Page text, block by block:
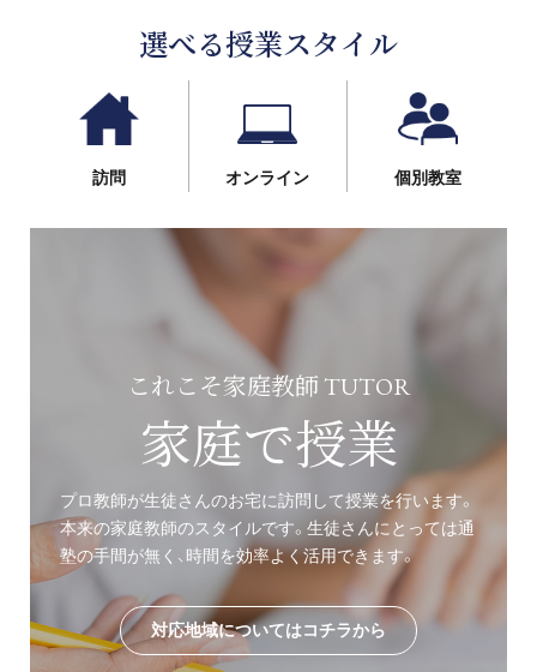
選べる授業スタイル
訪問 オンライン 個別教室
これこそ家庭教師 TUTOR
家庭で授業
プロ教師が生徒さんのお宅に訪問して授業を行います。
本来の家庭教師のスタイルです。生徒さんにとっては通
塾の手間が無く、時間を効率よく活用できます。
対応地域についてはコチラから